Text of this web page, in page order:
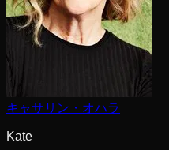
キャサリン・オハラ
Kate